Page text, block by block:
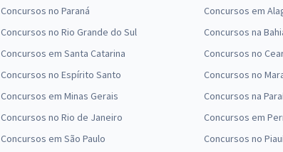
Concursos no Paraná
Concursos no Rio Grande do Sul
Concursos em Santa Catarina
Concursos no Espírito Santo
Concursos em Minas Gerais
Concursos no Rio de Janeiro
Concursos em São Paulo
Concursos em
Concursos na
Concursos no
Concursos no
Concursos na
Concursos em
Concursos no